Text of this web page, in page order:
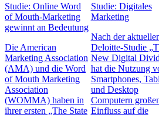
Studie: Online Word
of Mouth-Marketing
gewinnt an Bedeutung
Die American
Marketing Association
(AMA) und die Word
of Mouth Marketing
Association
(WOMMA) haben in
ihrer ersten „The State
Studie: Digitales
Marketing
Nach der
Deloitte-Studie
New Digital
hat die Nutzung
Smartphones,
und Desktop
Computern
Einfluss auf die